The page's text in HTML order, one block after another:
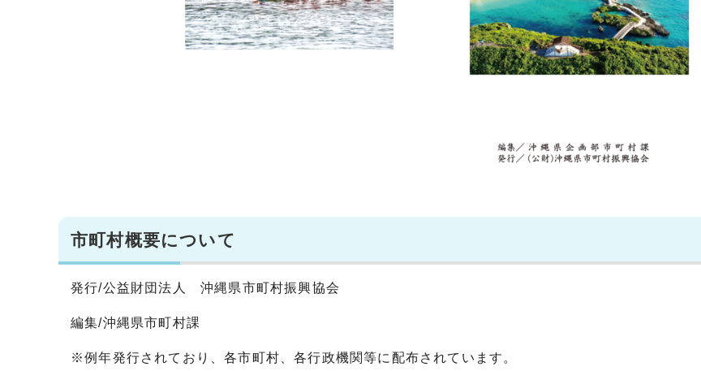
市町村概要について
発行/公益財団法人 沖縄県市町村振興協会
編集/沖縄県市町村課
※例年発行されており、各市町村、各行政機関等に配布されています。